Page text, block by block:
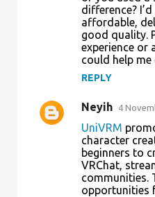
difference?
affordable,
good quality.
experience or
could help me
REPLY
Neyih 4
UniVRM
character
beginners to
VRChat,
communities.
opportunities